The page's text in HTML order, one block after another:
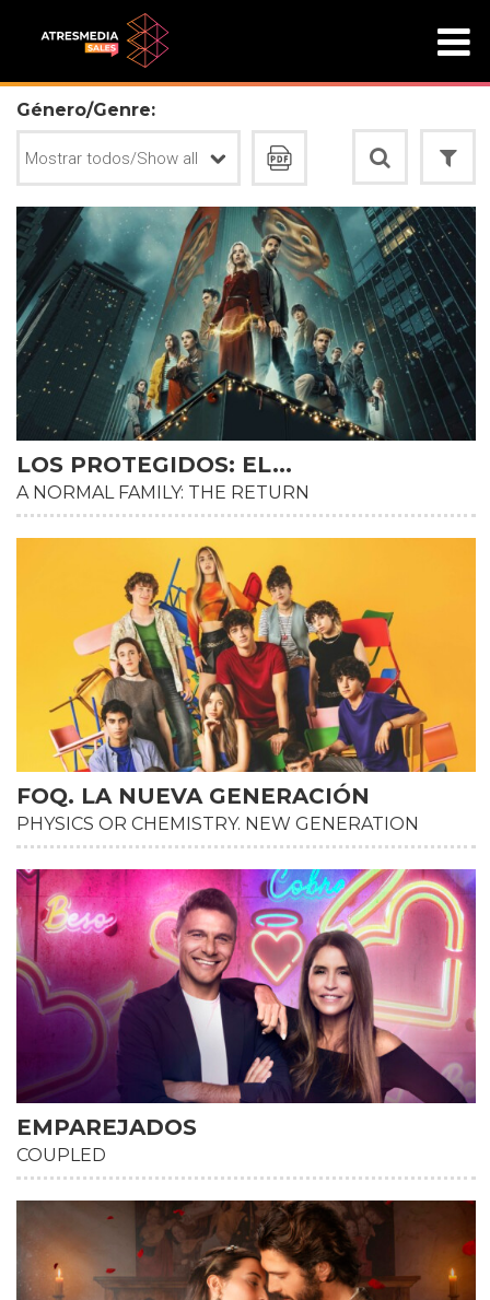
Género/Genre:
HD
LOS PROTEGIDOS: EL...
A NORMAL FAMILY: THE RETURN
HD
FOQ. LA NUEVA GENERACIÓN
PHYSICS OR CHEMISTRY. NEW GENERATION
EMPAREJADOS
COUPLED